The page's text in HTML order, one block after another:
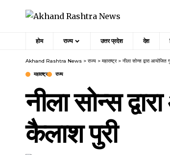
होम राज्य उत्तर प्रदेश देश
Akhand Rashtra News > राज्य > महाराष्ट्र> नीला सोन्स द्वारा
महाराष्ट्र राज्य
नीला सोन्स
कैलाश पुरी